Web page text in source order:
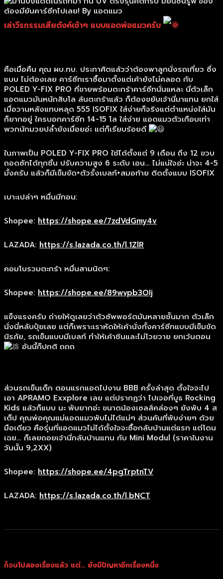
เล่าวีรกรรมเสียตังค์เช้าๆ แบบแอดพ่อแมวครับ
คือเมื่อคืน คุณ ผบ.ทบ. ประกาศิตแล้วว่าต้องพาลูกนั่งรถเที่ยว ซึ่ง
แบบ ไม่ต้องเลย คาร์ซีทเราซื้อมาตั้งแต่เค้ายังไม่คลอด กับ
POLED Y-FIX PRO ที่ขายพร้อมตะกร้าคาร์ซีทนั่นแหละ นี่ตัวเล็ก
แอดแมวมันหนักสิบโล ล้นตะกร้าแล้ว ก็ต้องขยับเจ้านี่มาแทน ยกใส่
เมื่อวานหลังแทบหลุด 555 ISOFIX ใส่ง่ายก็จริงแต่ตำแหน่งใส่มัน
ก็ยากอยู่ ใครบอกคาร์ซีท 14-15 โล ใส่ง่าย แอดแมวตัวเกือบเท่า
พวกนักมวยปล้ำยังเมื่อยอ่ะ แต่ก็เรียบร้อยดี
ในภาพเป็น POLED Y-FIX PRO ใช้ได้ตั้งแต่ 9 เดือน ถึง 12 ขวบ
ถอดซักได้ทุกชิ้น ปรับความสูง 6 ระดับ เอน… ไม่แน่ใจอ่ะ น่าจะ 4-5
มั้งครับ แล้วก็มีเข็มขัด+ตัวรั้งเบลท์+สมอท้าย ติดตั้งแบบ ISOFIX
เบาะเปล่าๆ หมื่นมีทอน:
Shopee: https://shope.ee/7zdVdGmy4v
LAZADA: https://s.lazada.co.th/l.1ZlR
คอมโบรวมตะกร้า หมื่นสามนิดๆ:
Shopee: https://shope.ee/89wvpb3OIj
แข็งแรงครับ ถ่ายให้ดูเลยว่าตัวซัพพอร์ตมันหลายชัันมาก ตัวเล็ก
นั่งนี่หลับปุ๋ยเลย แต่ก็เพราะเราหัดให้เค้านั่งทั้งคาร์ซีทแบบมีเข็มขัด
นิรภัย, รถเข็นแบบมีเบลท์ ทำให้เค้าชินและไม่โวยวาย ยกเว้นตอน
อันนี้ก็ปกติ ถถถ
ส่วนรถเข็นเด็ก ตอนแรกแอดไปงาน BBB ครั้งล่าสุด ตั้งใจจะไป
เอา APRAMO Exxplore เลย แต่ปรากฏว่า ไปเจอที่บูธ Rocking
Kids แล้วก็แบบ นะ พับยากอ่ะ ขนาดน้องเซลส์คล่องๆ ยังพับ 4 ส
เต็ป คุณพ่อคุณแม่แอดแมวพับไม่ได้แน่ๆ ส่วนคันที่พับง่ายๆ ด้วย
มือเดียว คือรุ่นที่แอดแมวไม่ได้ตั้งใจจะซื้อกลับบ้านแต่แรก แต่โดน
เฉย… ก็เลยถอยเจ้านี่กลับบ้านแทน กับ Mini Modul (ราคาในงาน
วันนั้น 9,2XX)
Shopee: https://shope.ee/4pgTrptnTV
LAZADA: https://s.lazada.co.th/l.bNCT
ก็จบไปสองเรื่องแล้ว แต่… ยังมีปัญหาอีกเรื่องหนึ่ง